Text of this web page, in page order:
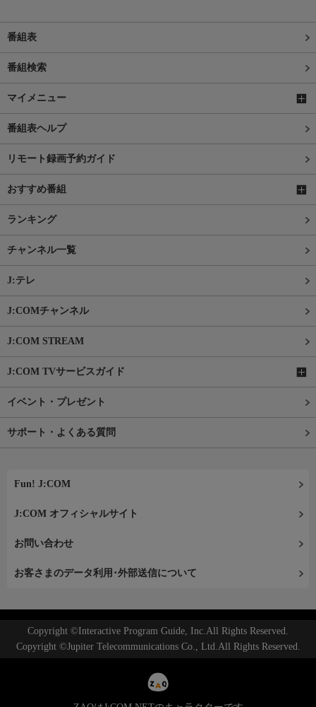
番組表
番組検索
マイメニュー
番組表ヘルプ
リモート録画予約ガイド
おすすめ番組
ランキング
チャンネル一覧
J:テレ
J:COMチャンネル
J:COM STREAM
J:COM TVサービスガイド
イベント・プレゼント
サポート・よくある質問
Fun! J:COM
J:COM オフィシャルサイト
お問い合わせ
お客さまのデータ利用･外部送信について
Copyright ©Interactive Program Guide, Inc.All Rights Reserved.
Copyright ©Jupiter Telecommunications Co., Ltd.All Rights Reserved.